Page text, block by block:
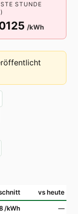
STUNDE
/kWh
vs heute
/kWh
—